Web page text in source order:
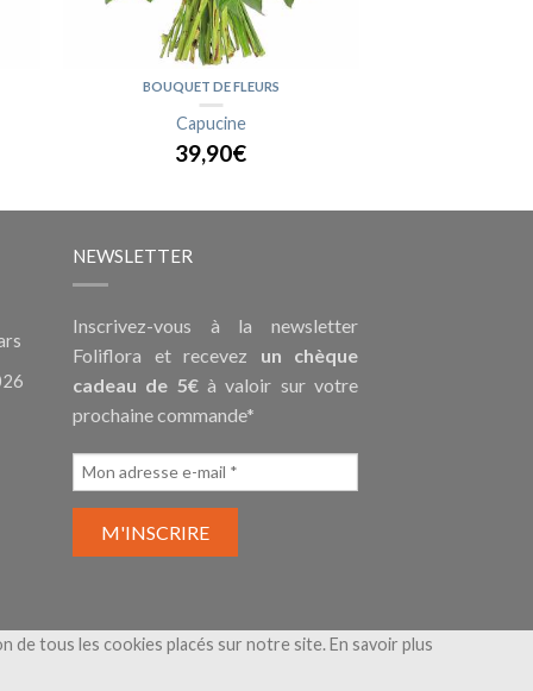
BOUQUET DE FLEURS
Capucine
39,90€
NEWSLETTER
Inscrivez-vous à la newsletter
Foliflora et recevez un chèque
cadeau de 5€à valoir sur votre
prochaine commande*
de tous les cookies placés sur notre site.En savoir plus